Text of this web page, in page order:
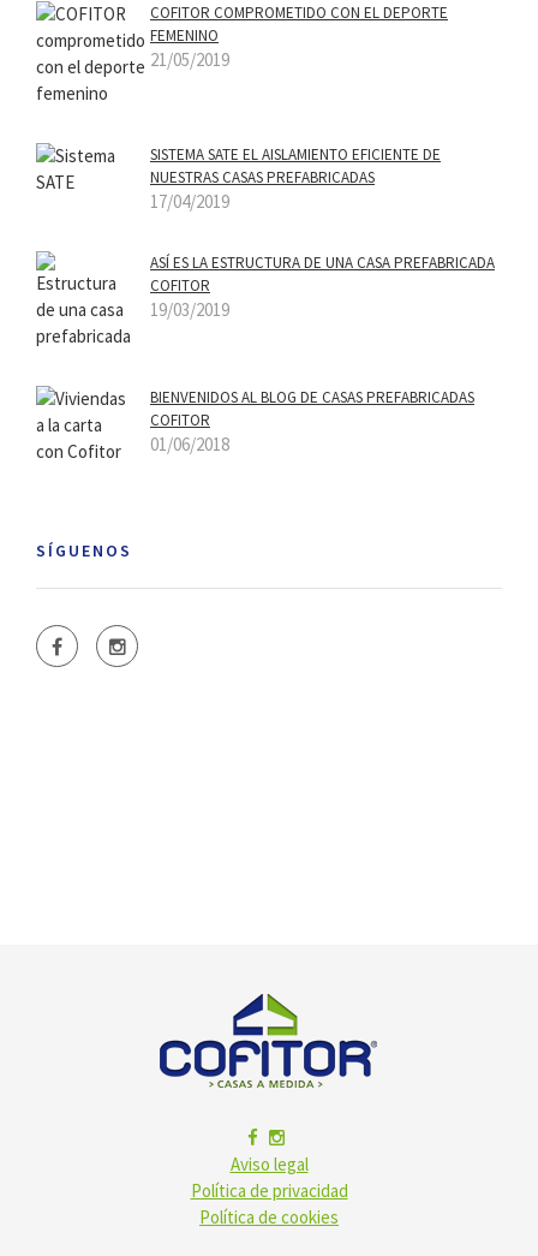
COFITOR COMPROMETIDO CON EL DEPORTE
FEMENINO
21/05/2019
SISTEMA SATE EL AISLAMIENTO EFICIENTE DE
NUESTRAS CASAS PREFABRICADAS
17/04/2019
ASÍ­ ES LA ESTRUCTURA DE UNA CASA PREFABRICADA
COFITOR
19/03/2019
BIENVENIDOS AL BLOG DE CASAS PREFABRICADAS
COFITOR
01/06/2018
SÍGUENOS
Aviso legal
Política de privacidad
Política de cookies